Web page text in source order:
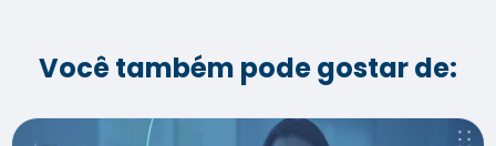
Você também pode gostar de: